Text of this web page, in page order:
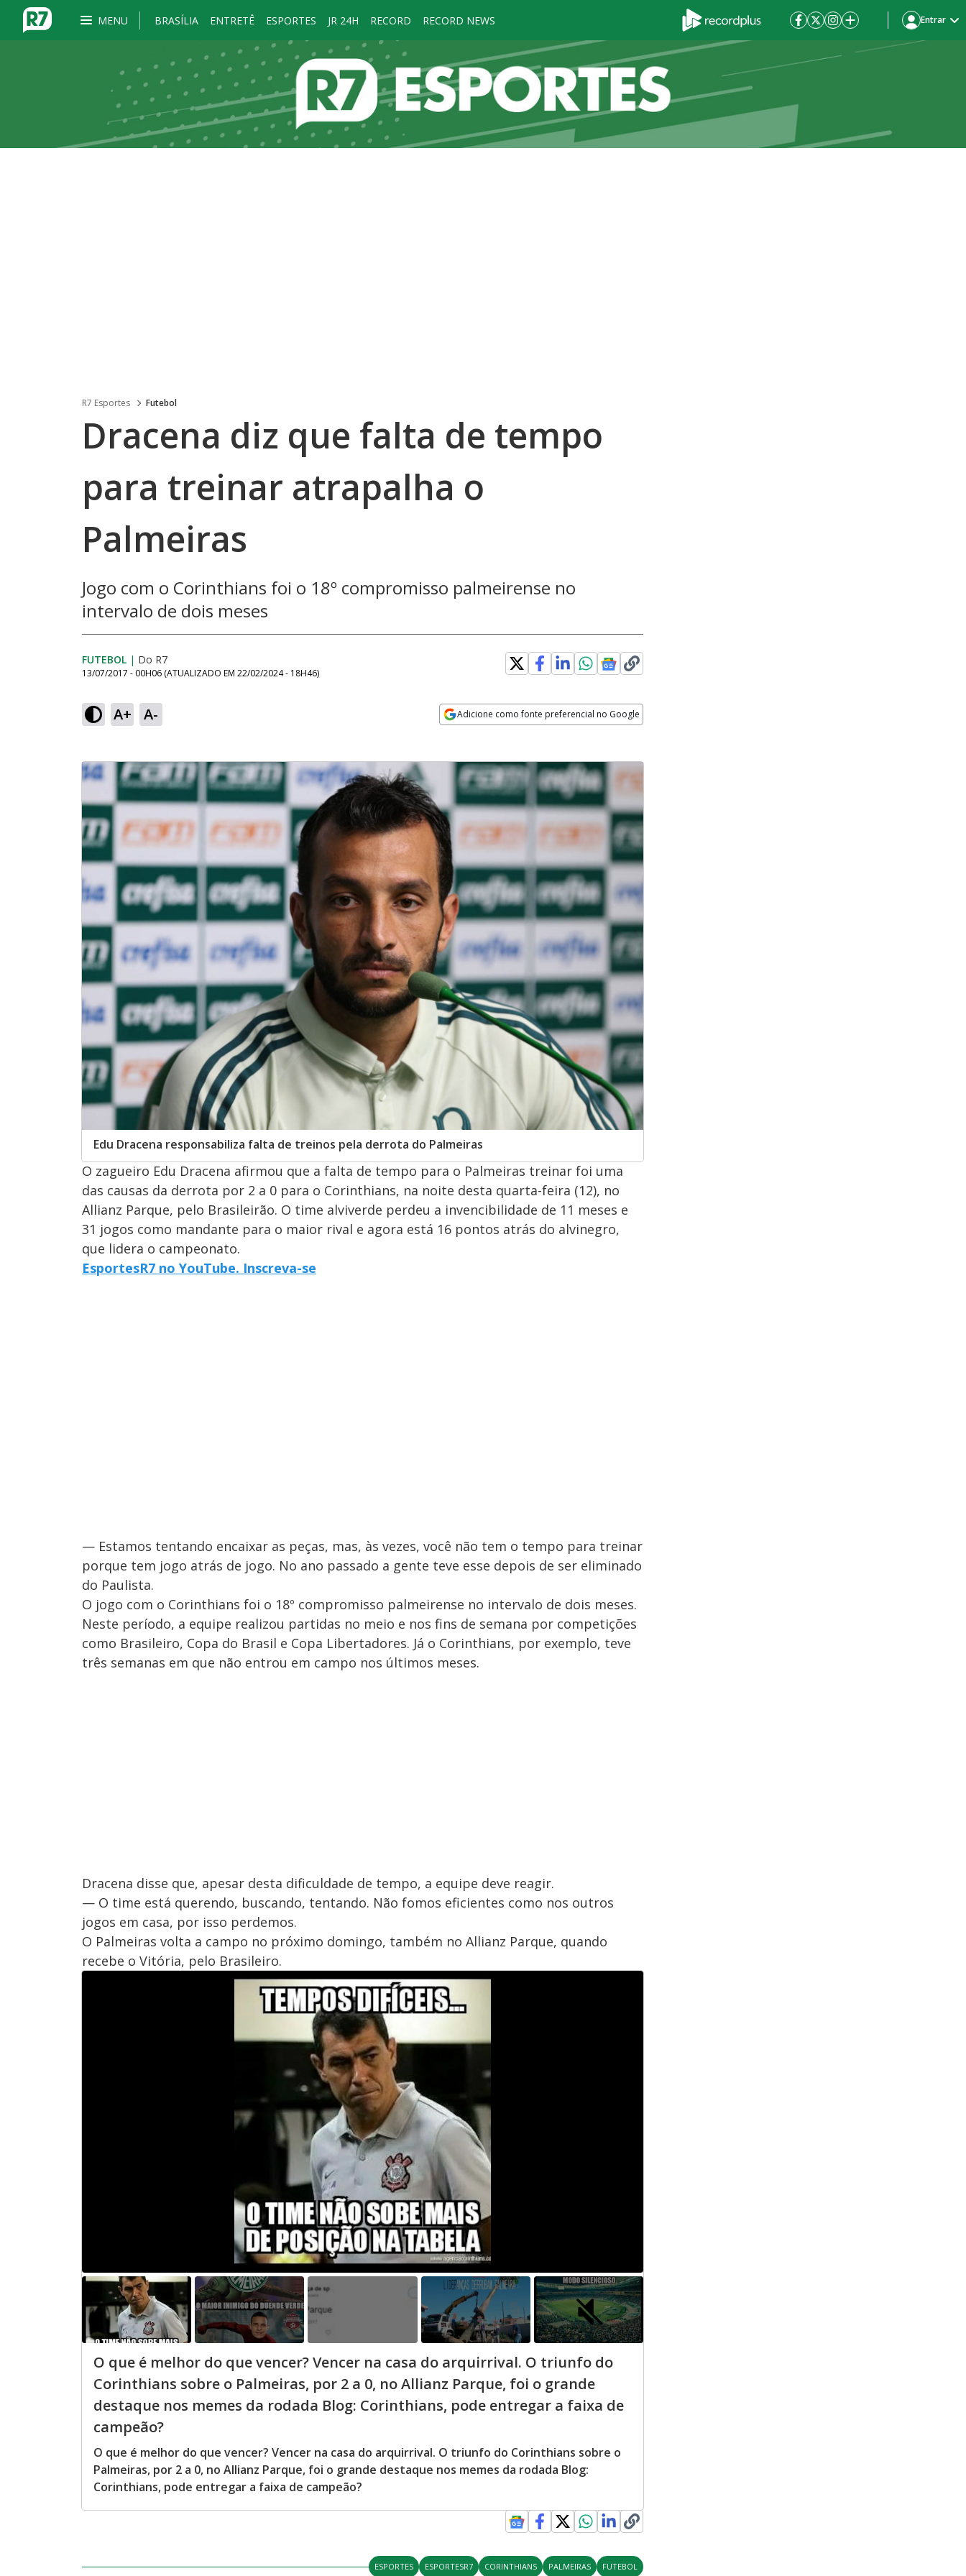
MENU BRASÍLIA ENTRETÊ ESPORTES JR 24H RECORD RECORD NEWS Entrar
R7 Esportes Futebol
Dracena diz que falta de tempo
para treinar atrapalha o
Palmeiras
Jogo com o Corinthians foi o 18º compromisso palmeirense no
intervalo de dois meses
FUTEBOL | Do R7
13/07/2017 - 00H06 (ATUALIZADO EM 22/02/2024 - 18H46)
A+ A- Adicione como fonte preferencial no Google
Edu Dracena responsabiliza falta de treinos pela derrota do Palmeiras
O zagueiro Edu Dracena afirmou que a falta de tempo para o Palmeiras treinar foi uma
das causas da derrota por 2 a 0 para o Corinthians, na noite desta quarta-feira (12), no
Allianz Parque, pelo Brasileirão. O time alviverde perdeu a invencibilidade de 11 meses e
31 jogos como mandante para o maior rival e agora está 16 pontos atrás do alvinegro,
que lidera o campeonato.
EsportesR7 no YouTube. Inscreva-se
— Estamos tentando encaixar as peças, mas, às vezes, você não tem o tempo para treinar
porque tem jogo atrás de jogo. No ano passado a gente teve esse depois de ser eliminado
do Paulista.
O jogo com o Corinthians foi o 18º compromisso palmeirense no intervalo de dois meses.
Neste período, a equipe realizou partidas no meio e nos fins de semana por competições
como Brasileiro, Copa do Brasil e Copa Libertadores. Já o Corinthians, por exemplo, teve
três semanas em que não entrou em campo nos últimos meses.
Dracena disse que, apesar desta dificuldade de tempo, a equipe deve reagir.
— O time está querendo, buscando, tentando. Não fomos eficientes como nos outros
jogos em casa, por isso perdemos.
O Palmeiras volta a campo no próximo domingo, também no Allianz Parque, quando
recebe o Vitória, pelo Brasileiro.
O que é melhor do que vencer? Vencer na casa do arquirrival. O triunfo do
Corinthians sobre o Palmeiras, por 2 a 0, no Allianz Parque, foi o grande
destaque nos memes da rodada Blog: Corinthians, pode entregar a faixa de
campeão?
O que é melhor do que vencer? Vencer na casa do arquirrival. O triunfo do Corinthians sobre o
Palmeiras, por 2 a 0, no Allianz Parque, foi o grande destaque nos memes da rodada Blog:
Corinthians, pode entregar a faixa de campeão?
ESPORTES ESPORTESR7 CORINTHIANS PALMEIRAS FUTEBOL